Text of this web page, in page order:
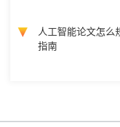
人工智能论文怎么
指南